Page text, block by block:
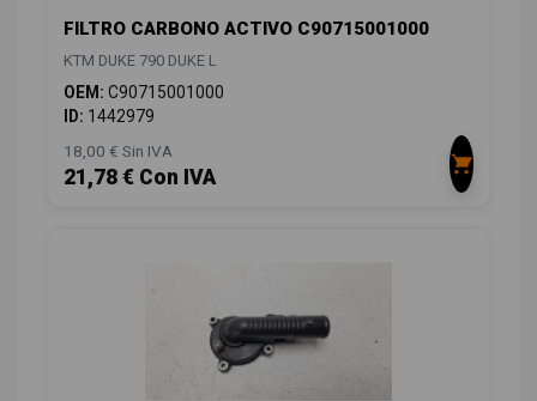
FILTRO CARBONO ACTIVO C90715001000
KTM DUKE 790 DUKE L
OEM: C90715001000
ID: 1442979
18,00 € Sin IVA
21,78 € Con IVA